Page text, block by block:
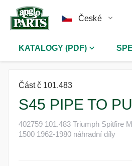
České
KATALOGY (PDF)
Část č 101.483
S45 PIPE TO
402759 101.483 Triumph Spitfire
1500 1962-1980 náhradní díly